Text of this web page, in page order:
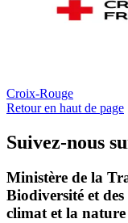
Croix-Rouge
Retour en haut de page
Suivez-nous
Ministère de la
Biodiversité et
climat et la nature